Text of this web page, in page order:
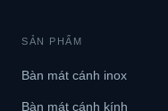
SẢN PHẨM
Bàn mát cánh inox
Bàn mát cánh kính